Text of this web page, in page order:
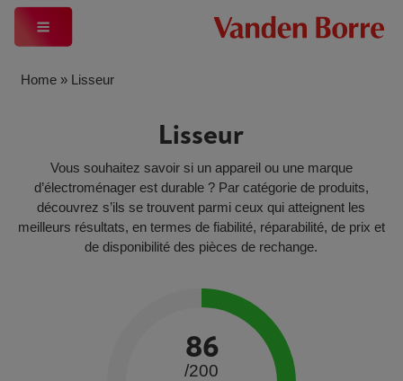
Home » Lisseur
Lisseur
Vous souhaitez savoir si un appareil ou une marque
d’électroménager est durable ? Par catégorie de produits,
découvrez s’ils se trouvent parmi ceux qui atteignent les
meilleurs résultats, en termes de fiabilité, réparabilité, de prix et
de disponibilité des pièces de rechange.
86
/200